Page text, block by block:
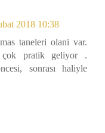
2018 10:38
taneleri olani var.
çok pratik geliyor .
sonrası haliyle